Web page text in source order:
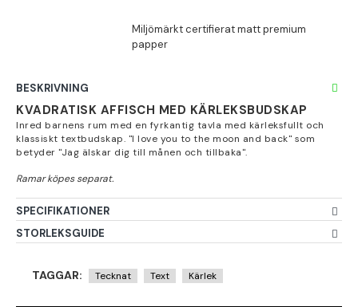
BESKRIVNING
KVADRATISK AFFISCH MED KÄRLEKSBUDSKAP
Inred barnens rum med en fyrkantig tavla med kärleksfullt och
klassiskt textbudskap. "I love you to the moon and back" som
betyder "Jag älskar dig till månen och tillbaka".
SPECIFIKATIONER
STORLEKSGUIDE
TAGGAR: Tecknat Text Kärlek